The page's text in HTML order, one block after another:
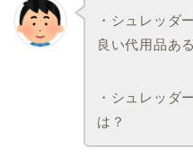
・シュレッダ
良い代用品あ
・シュレッダ
は？